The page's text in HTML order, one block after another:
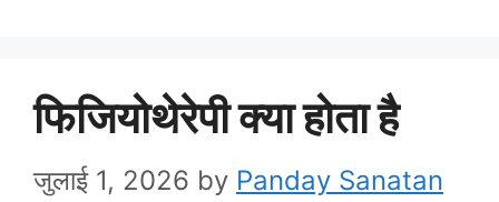
फिजियोथेरेपी क्या होता है
जुलाई 1, 2026 by Panday Sanatan